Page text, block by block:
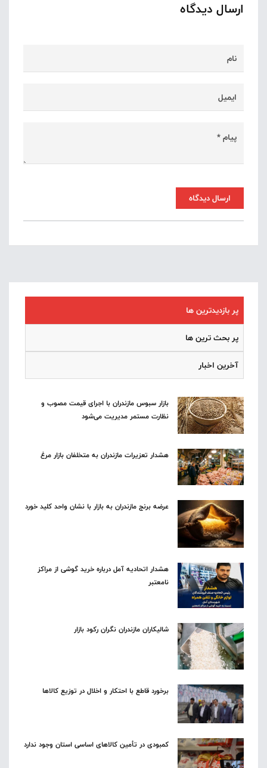
ارسال دیدگاه
ارسال دیدگاه
پر بازدیدترین ها
پر بحث ترین ها
آخرین اخبار
بازار سبوس مازندران با اجرای قیمت مصوب و
نظارت مستمر مدیریت می‌شود
هشدار تعزیرات مازندران به متخلفان بازار مرغ
عرضه برنج مازندران به بازار با نشان واحد کلید خورد
هشدار اتحادیه آمل درباره خرید گوشی از مراکز
نامعتبر
شالیکاران مازندران نگران رکود بازار
برخورد قاطع با احتکار و اخلال در توزیع کالاها
کمبودی در تأمین کالاهای اساسی استان وجود ندارد